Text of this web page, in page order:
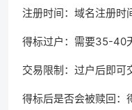
注册时间：域名注册时
得标过户：需要35-40
交易限制：过户后即可
得标后是否会被赎回：